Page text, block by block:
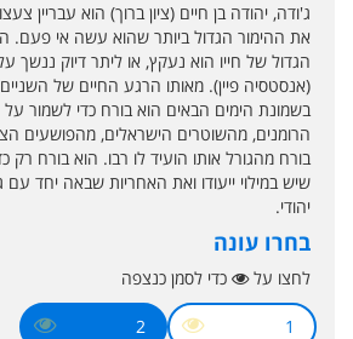
ג'ודה, יהודה בן חיים (ציון ברוך) הוא עבריין
את ההימור הגדול ביותר שהוא עשה אי פעם.
הגדול של חייו הוא נעקץ, או ליתר דיוק ננשך
(אנסטסיה פיין). מאותו הרגע החיים של
בשמונת הימים הבאים הוא בורח כדי לשמור על
הרומנים, מהשוטרים הישראלים, מהפושעים
בורח מהגורל אותו הועיד לו רבו. הוא בורח רק
שיש במילוי ייעודו ואת האחריות שבאה יחד
יהודי.
בחרו עונה
לחצו על כדי לסמן כנצפה
1
2